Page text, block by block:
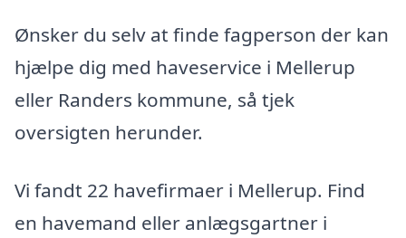
Ønsker du selv at finde fagperson der kan
hjælpe dig med haveservice i Mellerup
eller Randers kommune, så tjek
oversigten herunder.
Vi fandt 22 havefirmaer i Mellerup. Find
en havemand eller anlægsgartner i